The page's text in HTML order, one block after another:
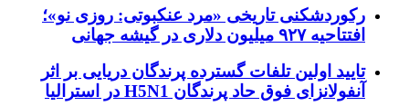
رکوردشکنی تاریخی «مرد عنکبوتی: روزی نو»؛
افتتاحیه ۹۲۷ میلیون دلاری در گیشه جهانی
تایید اولین تلفات گسترده پرندگان دریایی بر اثر
آنفولانزای فوق حاد پرندگان H5N1 در استرالیا